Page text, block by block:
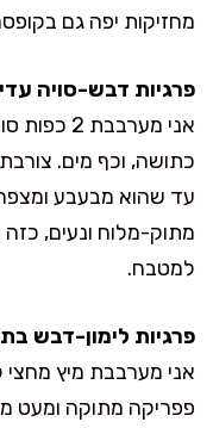
מחזיקות יפה גם
פרגיות דבש-סויה
כתושה, וכף מים.
עד שהוא מבעבע
מתוק-מלוח ונעים,
למטבח.
פרגיות לימון-דבש
פפריקה מתוקה ומעט